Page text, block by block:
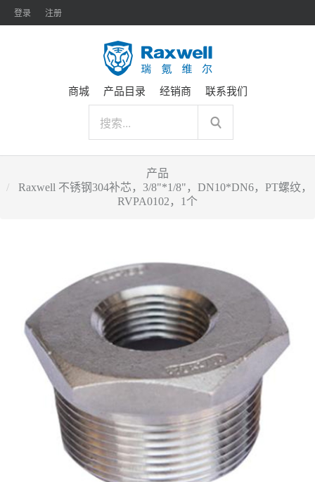
登录 注册
商城 产品目录 经销商 联系我们
产品
Raxwell 不锈钢304补芯，3/8"*1/8"，DN10*DN6，PT螺纹，
RVPA0102，1个